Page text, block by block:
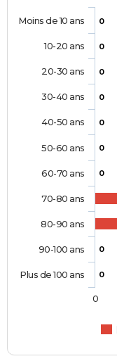
0
0
0
0
0
0
0
0
0
Moins de 10 ans
10-20 ans
20-30 ans
30-40 ans
40-50 ans
50-60 ans
60-70 ans
70-80 ans
80-90 ans
90-100 ans
Plus de 100 ans
0